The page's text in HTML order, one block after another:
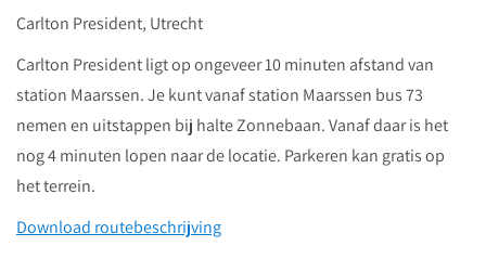
Bas van Eerd , docent Leesacademie en
Welke belemmeringen in het lezen en schrijven
ondervinden leerlingen met een TOS?
Wat is de relatie tussen woordkennis, leesontwikkeling
en denkontwikkeling?
Hoe maak je lesmateriaal en activiteiten toegankelijk
voor leerlingen met een taalontwikkelingsstoornis?
Carlton President, Utrecht
Carlton President ligt op ongeveer 10 minuten afstand van
station Maarssen. Je kunt vanaf station Maarssen bus 73
nemen en uitstappen bij halte Zonnebaan. Vanaf daar is het
nog 4 minuten lopen naar de locatie. Parkeren kan gratis op
het terrein.
Download routebeschrijving